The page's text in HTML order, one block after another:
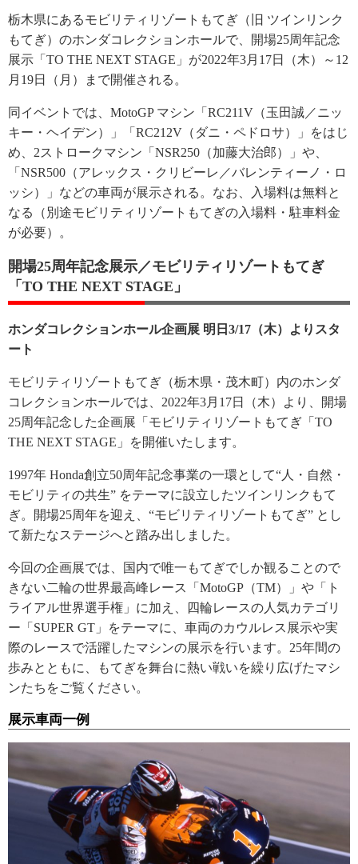
栃木県にあるモビリティリゾートもてぎ（旧 ツインリンク
もてぎ）のホンダコレクションホールで、開場25周年記念
展示「TO THE NEXT STAGE」が2022年3月17日（木）～12
月19日（月）まで開催される。
同イベントでは、MotoGP マシン「RC211V（玉田誠／ニッ
キー・ヘイデン）」「RC212V（ダニ・ペドロサ）」をはじ
め、2ストロークマシン「NSR250（加藤大治郎）」や、
「NSR500（アレックス・クリビーレ／バレンティーノ・ロ
ッシ）」などの車両が展示される。なお、入場料は無料と
なる（別途モビリティリゾートもてぎの入場料・駐車料金
が必要）。
開場25周年記念展示／モビリティリゾートもてぎ
「TO THE NEXT STAGE」
ホンダコレクションホール企画展 明日3/17（木）よりスタ
ート
モビリティリゾートもてぎ（栃木県・茂木町）内のホンダ
コレクションホールでは、2022年3月17日（木）より、開場
25周年記念した企画展「モビリティリゾートもてぎ「TO
THE NEXT STAGE」を開催いたします。
1997年 Honda創立50周年記念事業の一環として“人・自然・
モビリティの共生” をテーマに設立したツインリンクもて
ぎ。開場25周年を迎え、“モビリティリゾートもてぎ” とし
て新たなステージへと踏み出しました。
今回の企画展では、国内で唯一もてぎでしか観ることので
きない二輪の世界最高峰レース「MotoGP（TM）」や「ト
ライアル世界選手権」に加え、四輪レースの人気カテゴリ
ー「SUPER GT」をテーマに、車両のカウルレス展示や実
際のレースで活躍したマシンの展示を行います。25年間の
歩みとともに、もてぎを舞台に熱い戦いを繰り広げたマシ
ンたちをご覧ください。
展示車両一例